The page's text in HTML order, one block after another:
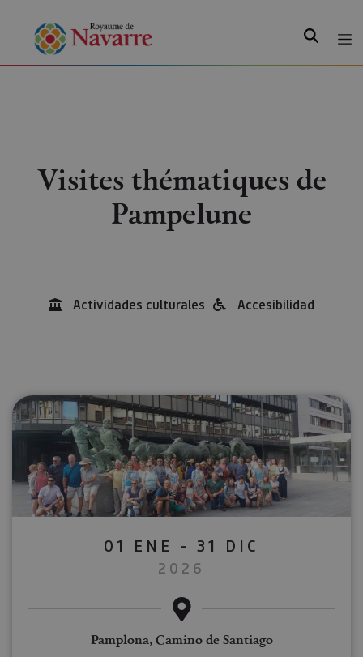
Visites thématiques de
Pampelune
Actividades culturales Accesibilidad
01 ENE - 31 DIC
2026
Pamplona, Camino de Santiago